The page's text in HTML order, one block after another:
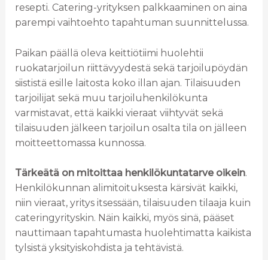
resepti. Catering-yrityksen palkkaaminen on aina
parempi vaihtoehto tapahtuman suunnittelussa.
Paikan päällä oleva keittiötiimi huolehtii
ruokatarjoilun riittävyydestä sekä tarjoilupöydän
siististä esille laitosta koko illan ajan. Tilaisuuden
tarjoilijat sekä muu tarjoiluhenkilökunta
varmistavat, että kaikki vieraat viihtyvät sekä
tilaisuuden jälkeen tarjoilun osalta tila on jälleen
moitteettomassa kunnossa.
Tärkeätä on mitoittaa henkilökuntatarve oikein.
Henkilökunnan alimitoituksesta kärsivät kaikki,
niin vieraat, yritys itsessään, tilaisuuden tilaaja kuin
cateringyrityskin. Näin kaikki, myös sinä, pääset
nauttimaan tapahtumasta huolehtimatta kaikista
tylsistä yksityiskohdista ja tehtävistä.